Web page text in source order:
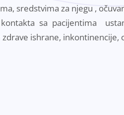
sredstvima za njegu ,
sa pacijentima
ishrane, inkontinencije,